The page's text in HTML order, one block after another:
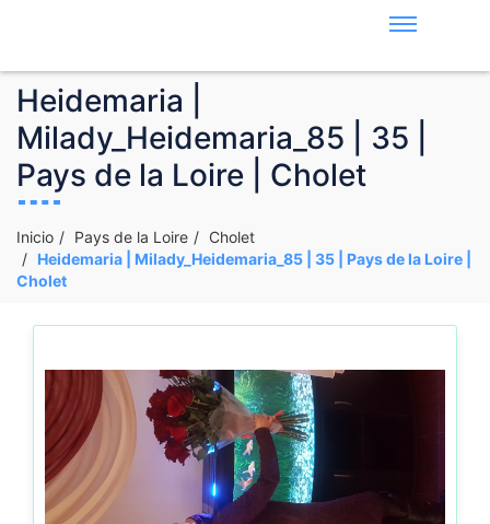
Heidemaria |
Milady_Heidemaria_85 | 35 |
Pays de la Loire | Cholet
Inicio Pays de la Loire
Cholet
Heidemaria | Milady_Heidemaria_85 | 35 | Pays de la Loire |
Cholet